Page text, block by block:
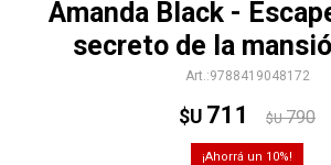
Amanda Black -
secreto de la
9788419048172
$U 711 $U 790
10